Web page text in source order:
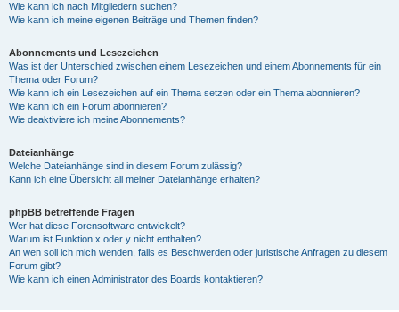
Wie kann ich nach Mitgliedern suchen?
Wie kann ich meine eigenen Beiträge und Themen finden?
Abonnements und Lesezeichen
Was ist der Unterschied zwischen einem Lesezeichen und einem Abonnements für ein
Thema oder Forum?
Wie kann ich ein Lesezeichen auf ein Thema setzen oder ein Thema abonnieren?
Wie kann ich ein Forum abonnieren?
Wie deaktiviere ich meine Abonnements?
Dateianhänge
Welche Dateianhänge sind in diesem Forum zulässig?
Kann ich eine Übersicht all meiner Dateianhänge erhalten?
phpBB betreffende Fragen
Wer hat diese Forensoftware entwickelt?
Warum ist Funktion x oder y nicht enthalten?
An wen soll ich mich wenden, falls es Beschwerden oder juristische Anfragen zu diesem
Forum gibt?
Wie kann ich einen Administrator des Boards kontaktieren?